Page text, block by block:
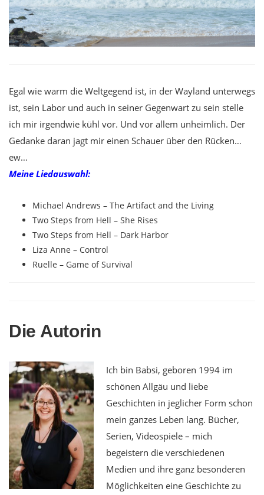
Egal wie warm die Weltgegend ist, in der Wayland unterwegs
ist, sein Labor und auch in seiner Gegenwart zu sein stelle
ich mir irgendwie kühl vor. Und vor allem unheimlich. Der
Gedanke daran jagt mir einen Schauer über den Rücken…
ew…
Meine Liedauswahl:
Michael Andrews – The Artifact and the Living
Two Steps from Hell – She Rises
Two Steps from Hell – Dark Harbor
Liza Anne – Control
Ruelle – Game of Survival
Die Autorin
Ich bin Babsi, geboren 1994 im
schönen Allgäu und liebe
Geschichten in jeglicher Form schon
mein ganzes Leben lang. Bücher,
Serien, Videospiele – mich
begeistern die verschiedenen
Medien und ihre ganz besonderen
Möglichkeiten eine Geschichte zu